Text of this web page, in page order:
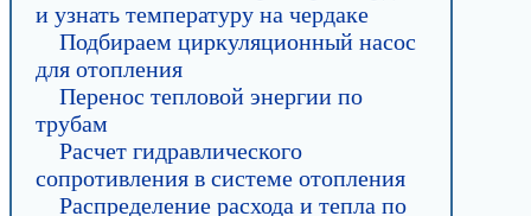
и узнать температуру на чердаке
Подбираем циркуляционный насос
для отопления
Перенос тепловой энергии по
трубам
Расчет гидравлического
сопротивления в системе отопления
Распределение расхода и тепла по